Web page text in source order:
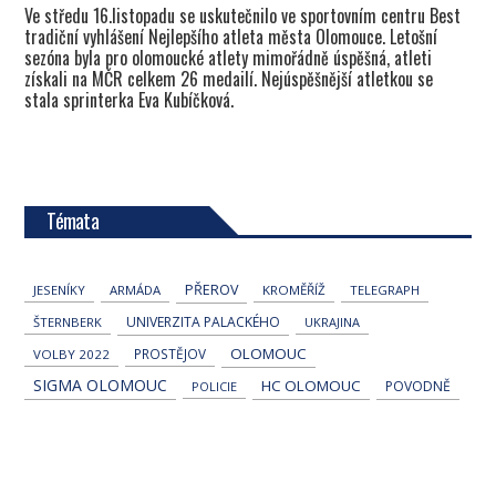
Ve středu 16.listopadu se uskutečnilo ve sportovním centru Best
tradiční vyhlášení Nejlepšího atleta města Olomouce. Letošní
sezóna byla pro olomoucké atlety mimořádně úspěšná, atleti
získali na MČR celkem 26 medailí. Nejúspěšnější atletkou se
stala sprinterka Eva Kubíčková.
Témata
JESENÍKY ARMÁDA PŘEROV KROMĚŘÍŽ
TELEGRAPH
ŠTERNBERK
UNIVERZITA PALACKÉHO
UKRAJINA
VOLBY 2022
PROSTĚJOV OLOMOUC
SIGMA OLOMOUC POLICIE HC OLOMOUC POVODNĚ